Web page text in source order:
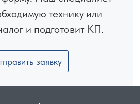
технику или
и подготовит КП.
заявку